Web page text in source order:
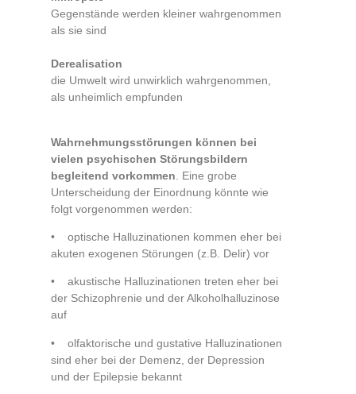
Gegenstände werden kleiner wahrgenommen
als sie sind
Derealisation
die Umwelt wird unwirklich wahrgenommen,
als unheimlich empfunden
Wahrnehmungsstörungen können bei
vielen psychischen Störungsbildern
begleitend vorkommen . Eine grobe
Unterscheidung der Einordnung könnte wie
folgt vorgenommen werden:
• optische Halluzinationen kommen eher bei
akuten exogenen Störungen (z.B. Delir) vor
• akustische Halluzinationen treten eher bei
der Schizophrenie und der Alkoholhalluzinose
auf
• olfaktorische und gustative Halluzinationen
sind eher bei der Demenz, der Depression
und der Epilepsie bekannt